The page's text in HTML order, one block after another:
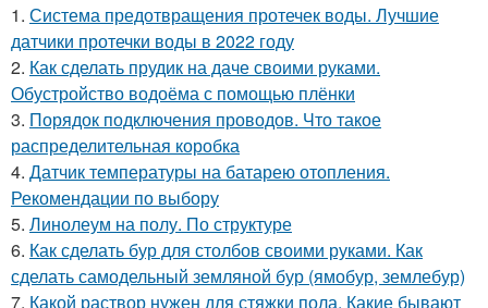
1. Система предотвращения протечек воды. Лучшие
датчики протечки воды в 2022 году
2. Как сделать прудик на даче своими руками.
Обустройство водоёма с помощью плёнки
3. Порядок подключения проводов. Что такое
распределительная коробка
4. Датчик температуры на батарею отопления.
Рекомендации по выбору
5. Линолеум на полу. По структуре
6. Как сделать бур для столбов своими руками. Как
сделать самодельный земляной бур (ямобур, землебур)
7. Какой раствор нужен для стяжки пола. Какие бывают